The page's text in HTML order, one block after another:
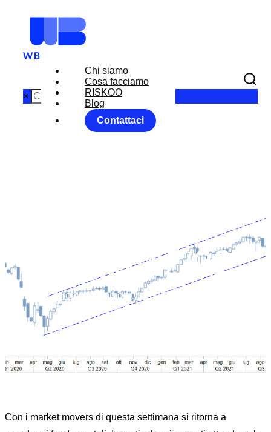
Chi siamo
Cosa facciamo
RISKOO
Blog
Contattaci
×
MARKET
WEEK 17/22
Home Commodity Equity Market
MARKET MOVERS MONITOR WEEK 17/22
Con i market movers di questa settimana si ritorna a